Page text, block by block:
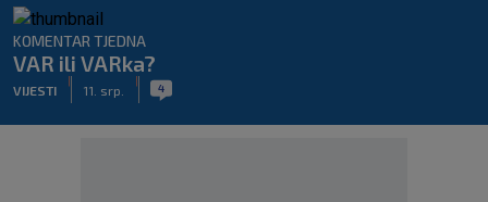
KOMENTAR TJEDNA
VAR ili VARka?
VIJESTI 11. srp. 4